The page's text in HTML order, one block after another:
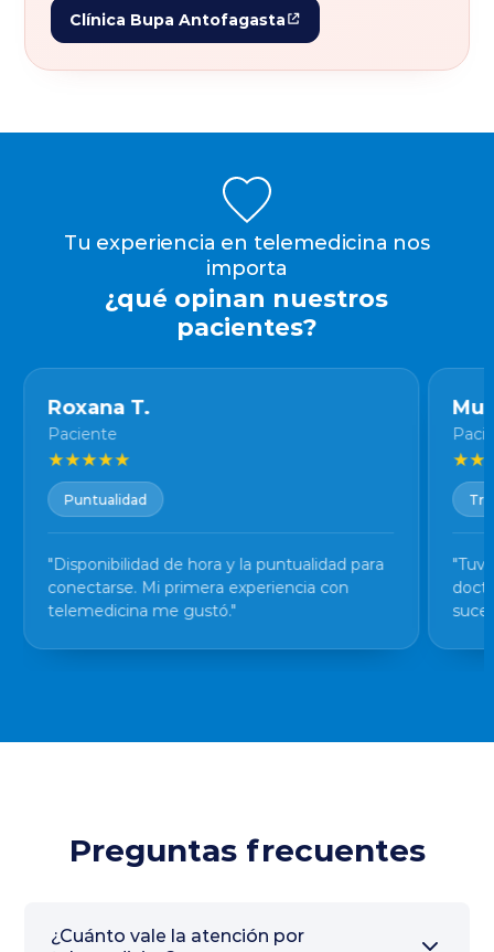
Clínica Bupa Antofagasta
Tu experiencia en telemedicina nos
importa
¿qué opinan nuestros
pacientes?
Roxana T.
Paciente
★★★★★
Puntualidad
"Disponibilidad de hora y la puntualidad para
conectarse. Mi primera experiencia con
telemedicina me gustó."
★★
Preguntas frecuentes
¿Cuánto vale la atención por